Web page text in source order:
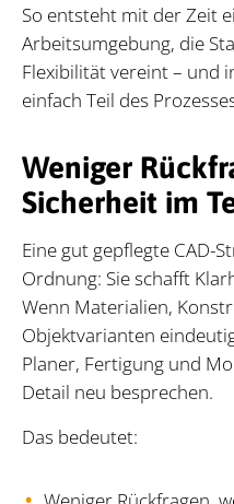
So entsteht mit der Zeit
Arbeitsumgebung, die
Flexibilität vereint – und
einfach Teil des
Weniger
Sicherheit im
Eine gut gepflegte CAD-
Ordnung: Sie schafft
Wenn Materialien,
Objektvarianten
Planer, Fertigung und
Detail neu besprechen.
Das bedeutet: